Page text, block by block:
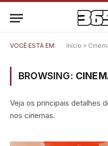
VOCÊ ESTÁ EM: Início »
BROWSING:
Veja os principais detalhes
nos cinemas.